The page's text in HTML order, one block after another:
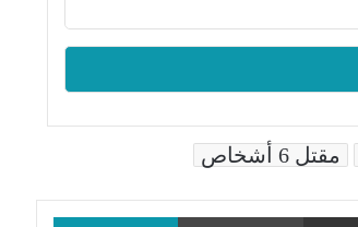
مقتل 6 أشخاص
مشاركة عبر البريد طباعة